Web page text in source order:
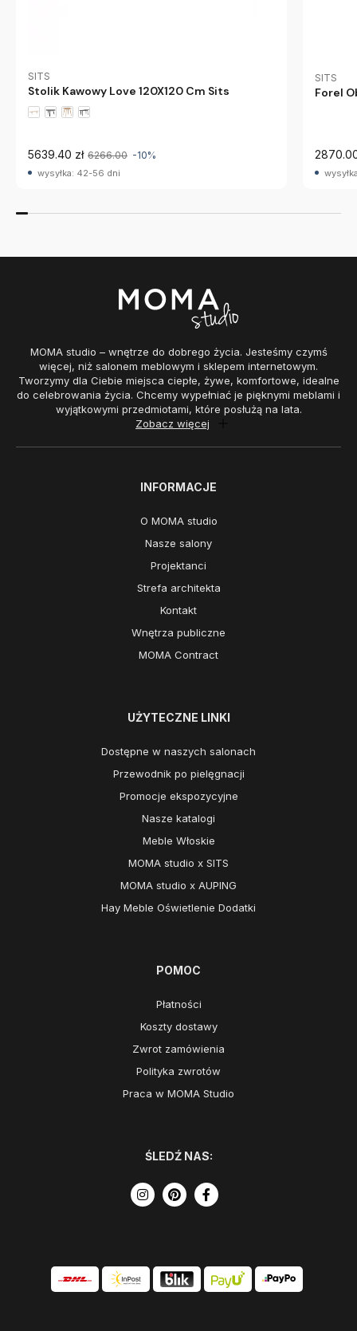
SITS
Stolik Kawowy Love 120X120 Cm Sits
5639.40 zł 6266.00 -10%
wysyłka: 42-56 dni
SITS
Forel
MOMA studio – wnętrze do dobrego życia. Jesteśmy czymś
więcej, niż salonem meblowym i sklepem internetowym.
Tworzymy dla Ciebie miejsca ciepłe, żywe, komfortowe, idealne
do celebrowania życia. Chcemy wypełniać je pięknymi meblami i
wyjątkowymi przedmiotami, które posłużą na lata.
Zobacz więcej
INFORMACJE
O MOMA studio
Nasze salony
Projektanci
Strefa architekta
Kontakt
Wnętrza publiczne
MOMA Contract
UŻYTECZNE LINKI
Dostępne w naszych salonach
Przewodnik po pielęgnacji
Promocje ekspozycyjne
Nasze katalogi
Meble Włoskie
MOMA studio x SITS
MOMA studio x AUPING
Hay Meble Oświetlenie Dodatki
POMOC
Płatności
Koszty dostawy
Zwrot zamówienia
Polityka zwrotów
Praca w MOMA Studio
ŚLEDŹ NAS: